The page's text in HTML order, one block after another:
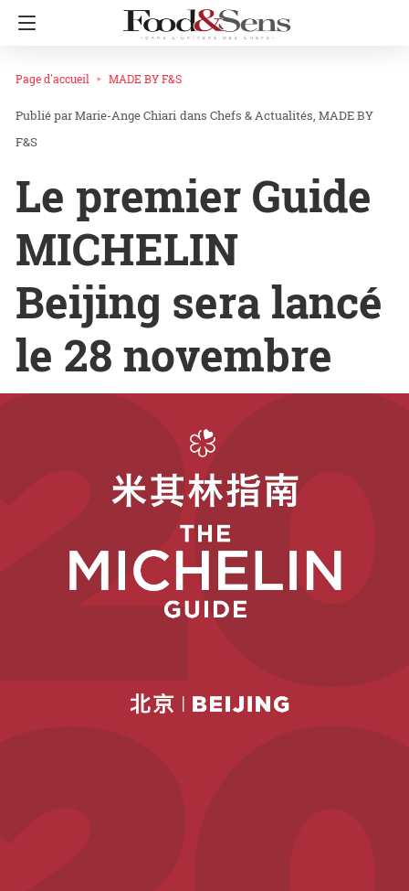
Page d'accueil MADE BY F&S
Marie-Ange Chiari dans Chefs & Actualités MADE BY
F&S
Le premier Guide
MICHELIN
Beijing sera lancé
le 28 novembre